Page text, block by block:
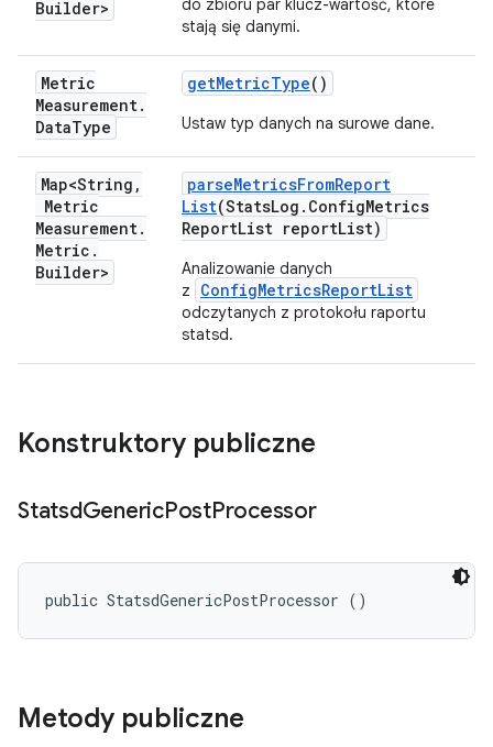
Builder>
do zbioru par klucz-wartość, które
stają się danymi.
Metric
Measurement.
DataType
getMetricType()
Ustaw typ danych na surowe dane.
Map<String ,
Metric
Measurement.
Metric .
Builder>
parseMetricsFromReport
List(StatsLog . ConfigMetrics
ReportList reportList)
Analizowanie danych
z
ConfigMetricsReportList
odczytanych z protokołu raportu
statsd.
Konstruktory publiczne
StatsdGenericPostProcessor
public StatsdGenericPostProcessor ()
Metody publiczne